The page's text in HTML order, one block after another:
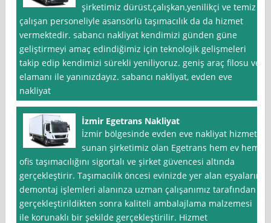
şirketimiz dürüst,çalışkan,yenilikçi ve temiz
çalışan personeliyle asansörlü taşımacılık da da hizmet
vermektedir. sabancı nakliyat kendimizi günden güne
geliştirmeyi amaç edindiğimiz için teknolojik gelişmeleri
takip edip kendimizi sürekli yeniliyoruz. geniş araç filosu ve
elamanı ile yanınızdayız. sabancı nakliyat, evden eve
nakliyat
İzmir Egetrans Nakliyat
İzmir bölgesinde evden eve nakliyat hizmeti
sunan şirketimiz olan Egetrans hem ev hem
ofis taşımacılığını sigortalı ve şirket güvencesi altında
gerçekleştirir. Taşımacılık öncesi evinizde yer alan eşyaların
demontaj işlemleri alanınza uzman çalışanımız tarafından
gerçekleştirildikten sonra kaliteli ambalajlama malzemesi
ile korunaklı bir şekilde gerçekleştirilir. Hizmet